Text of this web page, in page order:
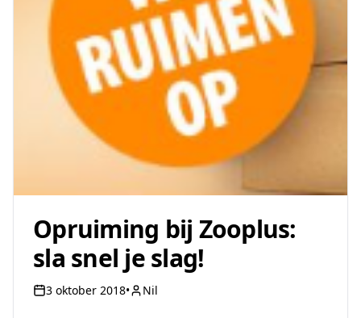
Opruiming bij Zooplus:
sla snel je slag!
3 oktober 2018• Nil